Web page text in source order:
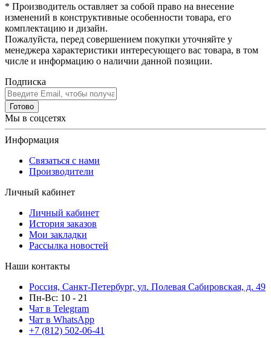
* Производитель оставляет за собой право на внесение
изменений в конструктивные особенности товара, его
комплектацию и дизайн.
Пожалуйста, перед совершением покупки уточняйте у
менеджера характеристики интересующего вас товара, в том
числе и информацию о наличии данной позиции.
Подписка
Готово
Мы в соцсетях
Информация
Связаться с нами
Производители
Личный кабинет
Личный кабинет
История заказов
Мои закладки
Рассылка новостей
Наши контакты
Россия, Санкт-Петербург, ул. Полевая Сабировская, д. 49
Пн-Вс: 10 - 21
Чат в Telegram
Чат в WhatsApp
+7 (812) 502-06-41